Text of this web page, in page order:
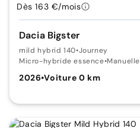
Dacia Bigster
mild hybrid 140•Journey
Micro-hybride essence•Manuelle
2026•Voiture 0 km
Dès 163 €/mois